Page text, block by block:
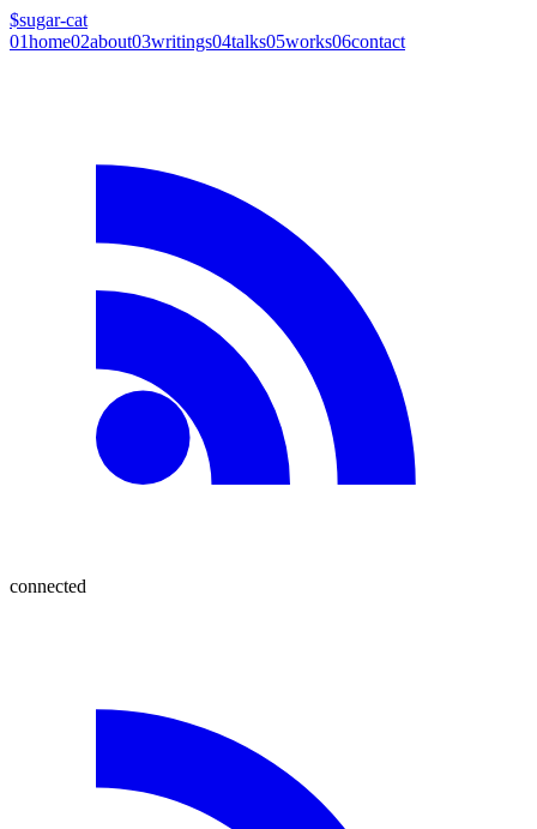
$sugar-cat
01home02about03writings04talks05works06contact
connected